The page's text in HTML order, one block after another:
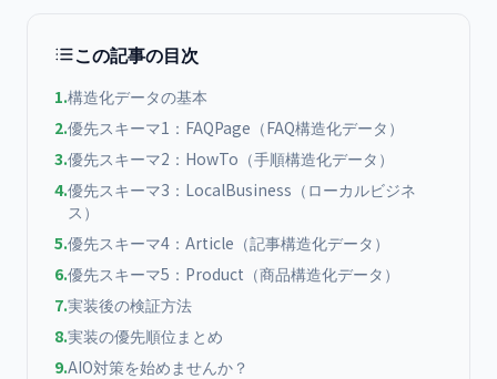
この記事の目次
1.構造化データの基本
2.優先スキーマ1：FAQPage（FAQ構造化データ）
3.優先スキーマ2：HowTo（手順構造化データ）
4.優先スキーマ3：LocalBusiness（ローカルビジネ
ス）
5.優先スキーマ4：Article（記事構造化データ）
6.優先スキーマ5：Product（商品構造化データ）
7.実装後の検証方法
8.実装の優先順位まとめ
9.AIO対策を始めませんか？